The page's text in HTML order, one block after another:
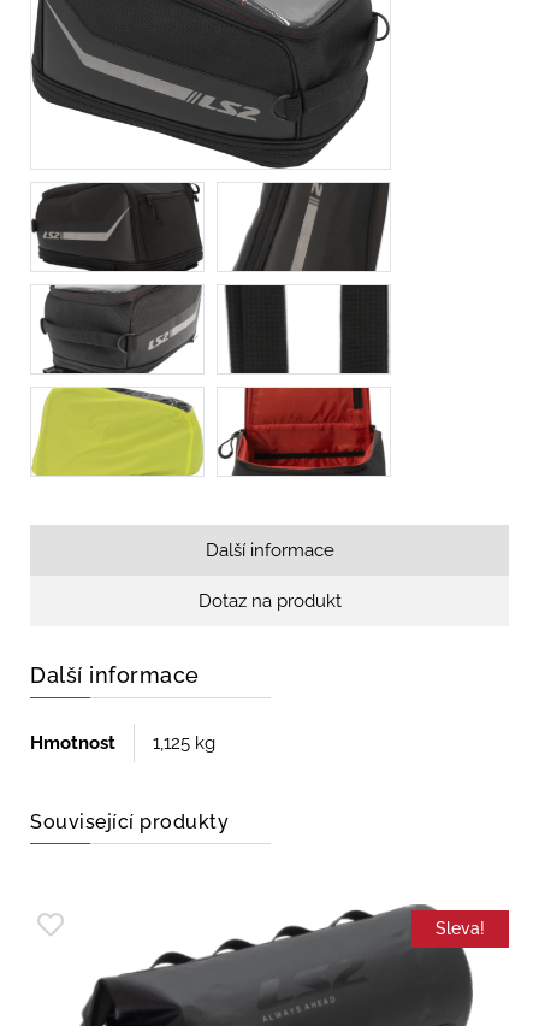
Další informace
Dotaz na produkt
Další informace
Hmotnost 1,125 kg
Související produkty
Sleva!